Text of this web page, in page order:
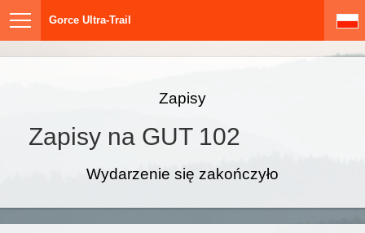
Gorce Ultra-Trail
Zapisy
Zapisy na GUT 102
Wydarzenie się zakończyło